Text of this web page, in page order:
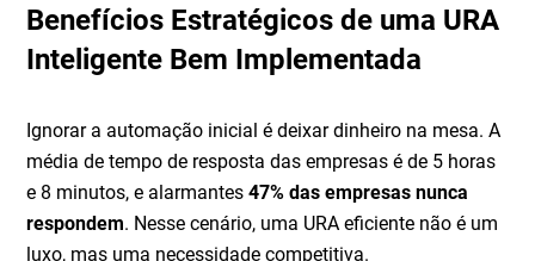
Benefícios Estratégicos de uma URA
Inteligente Bem Implementada
Ignorar a automação inicial é deixar dinheiro na mesa. A
média de tempo de resposta das empresas é de 5 horas
e 8 minutos, e alarmantes47% das empresas nunca
respondem. Nesse cenário, uma URA eficiente não é um
luxo, mas uma necessidade competitiva.